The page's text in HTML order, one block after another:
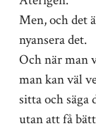
Men, och det
nyansera det.
Och när man
man kan väl
sitta och säga
utan att få